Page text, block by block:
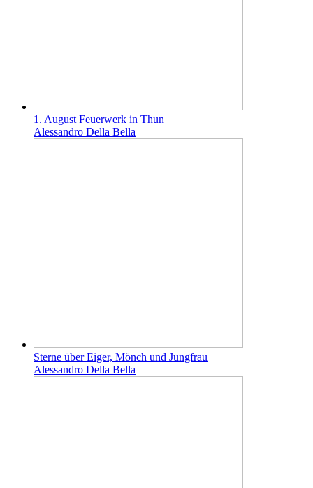
1. August Feuerwerk in Thun
Alessandro Della Bella
Sterne über Eiger, Mönch und Jungfrau
Alessandro Della Bella